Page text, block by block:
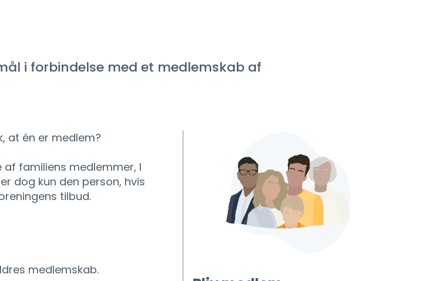
i forbindelse med et medlemskab af
at én er medlem?
familiens medlemmer, I
dog kun den person, hvis
tilbud.
medlemskab.